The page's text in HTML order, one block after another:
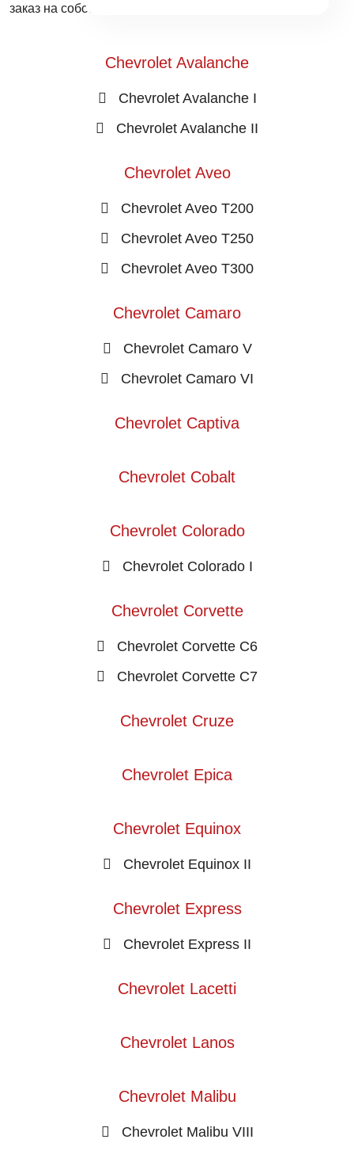
заказ на собственных складах Mobiscar®.
Chevrolet Avalanche
Chevrolet Avalanche I
Chevrolet Avalanche II
Chevrolet Aveo
Chevrolet Aveo T200
Chevrolet Aveo T250
Chevrolet Aveo T300
Chevrolet Camaro
Chevrolet Camaro V
Chevrolet Camaro VI
Chevrolet Captiva
Chevrolet Cobalt
Chevrolet Colorado
Chevrolet Colorado I
Chevrolet Corvette
Chevrolet Corvette C6
Chevrolet Corvette C7
Chevrolet Cruze
Chevrolet Epica
Chevrolet Equinox
Chevrolet Equinox II
Chevrolet Express
Chevrolet Express II
Chevrolet Lacetti
Chevrolet Lanos
Chevrolet Malibu
Chevrolet Malibu VIII